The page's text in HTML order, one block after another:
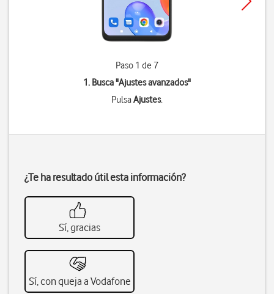
Paso 1 de 7
1. Busca "Ajustes avanzados"
PulsaAjustes.
¿Te ha resultado útil esta información?
Sí, gracias
Sí, con queja a Vodafone